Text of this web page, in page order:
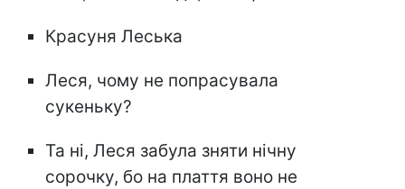
Красуня Леська
Леся, чому не попрасувала
сукеньку?
Та ні, Леся забула зняти нічну
сорочку, бо на плаття воно не